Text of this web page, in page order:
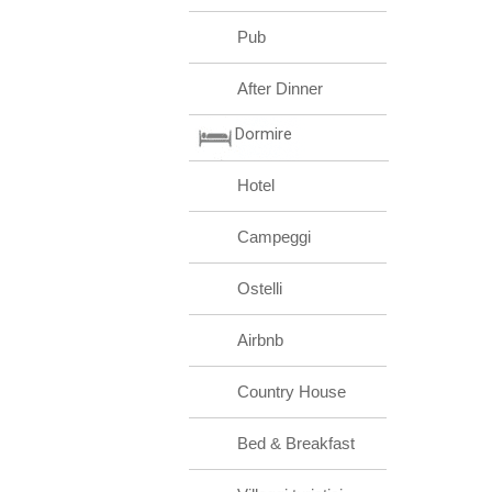
Pub
After Dinner
Dormire
Hotel
Campeggi
Ostelli
Airbnb
Country House
Bed & Breakfast